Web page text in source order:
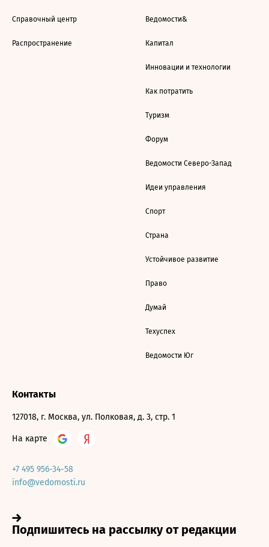
Справочный центр
Распространение
Ведомости&
Капитал
Инновации и технологии
Как потратить
Туризм
Форум
Ведомости Северо-Запад
Идеи управления
Спорт
Страна
Устойчивое развитие
Право
Думай
Техуспех
Ведомости Юг
Контакты
127018, г. Москва, ул. Полковая, д. 3, стр. 1
На карте
+7 495 956-34-58
info@vedomosti.ru